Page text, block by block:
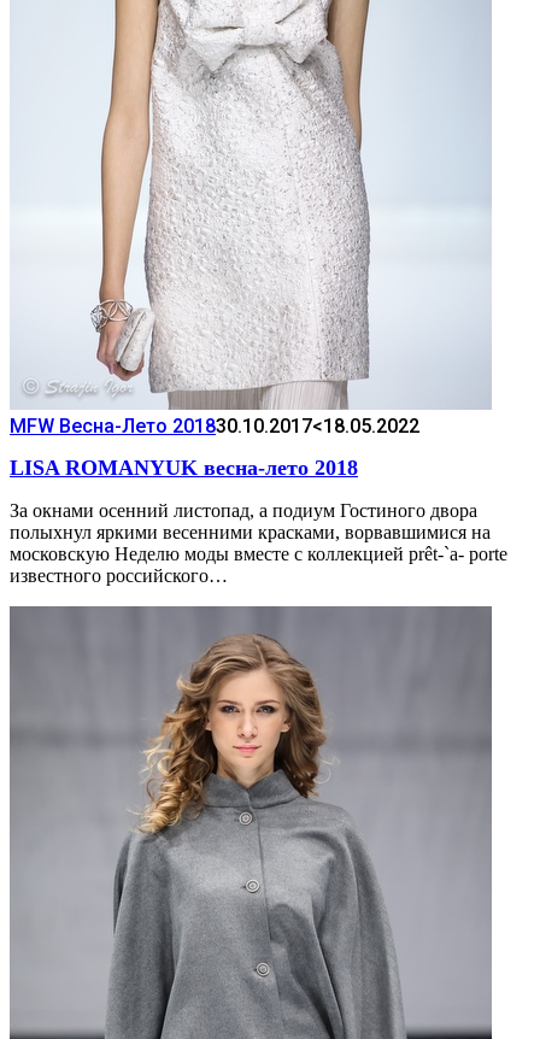
MFW Весна-Лето 201830.10.2017<18.05.2022
LISA ROMANYUK весна-лето 2018
За окнами осенний листопад, а подиум Гостиного двора
полыхнул яркими весенними красками, ворвавшимися на
московскую Неделю моды вместе с коллекцией prêt-`a- porte
известного российского…